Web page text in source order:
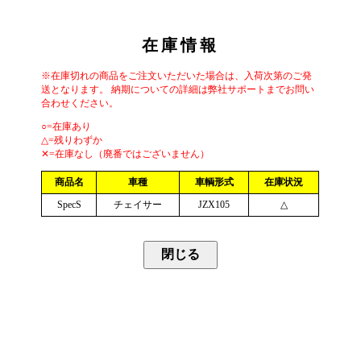
在庫情報
※在庫切れの商品をご注文いただいた場合は、入荷次第のご発
送となります。 納期についての詳細は弊社サポートまでお問い
合わせください。
○=在庫あり
△=残りわずか
✕=在庫なし（廃番ではございません）
商品名 車種 車輌形式
在庫状況
SpecS
チェイサー JZX105 △